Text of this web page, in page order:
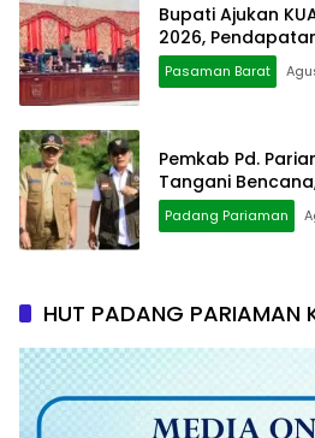
Bupati Ajukan
2026,
Pasaman Barat
Pemkab Pd.
Tangani
Padang Pariaman
HUT PADANG PARIAMAN